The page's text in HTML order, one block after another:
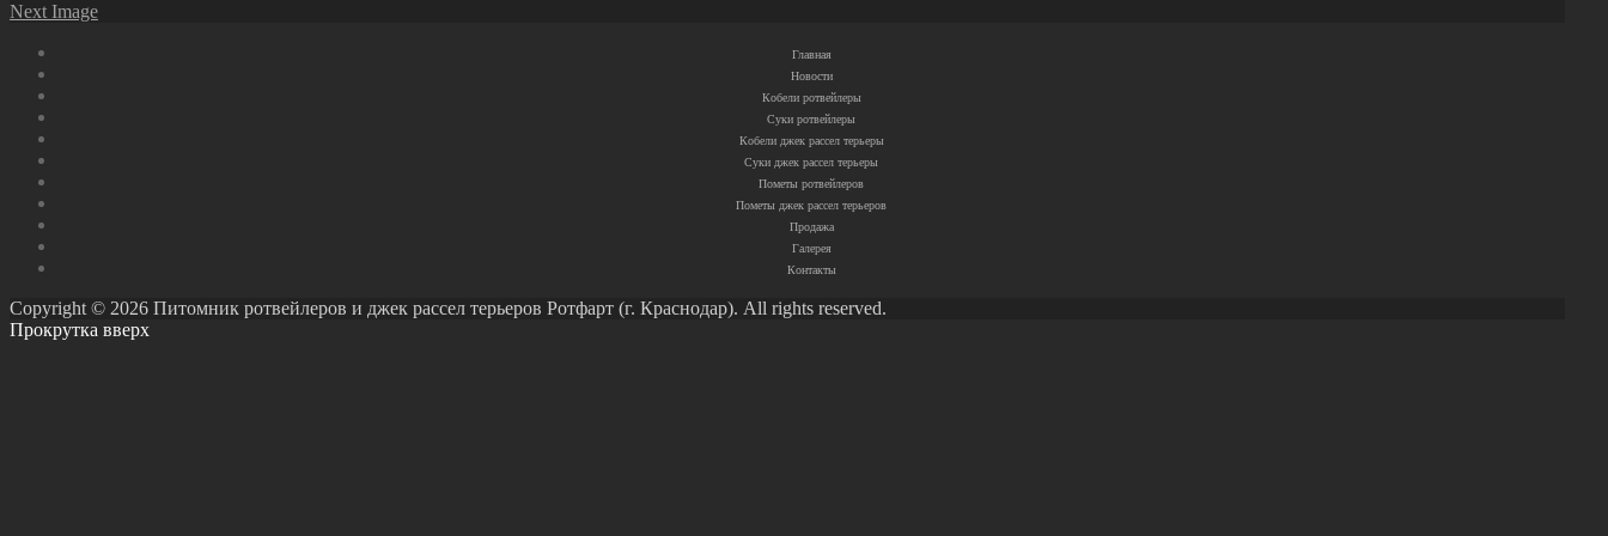
Next Image
Главная
Новости
Кобели ротвейлеры
Суки ротвейлеры
Кобели джек рассел терьеры
Суки джек рассел терьеры
Пометы ротвейлеров
Пометы джек рассел терьеров
Продажа
Галерея
Контакты
Copyright © 2026 Питомник ротвейлеров и джек рассел терьеров Ротфарт (г. Краснодар). All rights reserved.
Прокрутка вверх